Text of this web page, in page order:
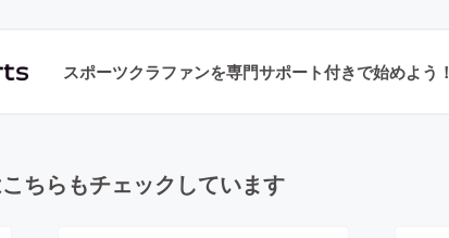
スポーツクラファンを専門サポート付きで始めよう！
ちらもチェックしています